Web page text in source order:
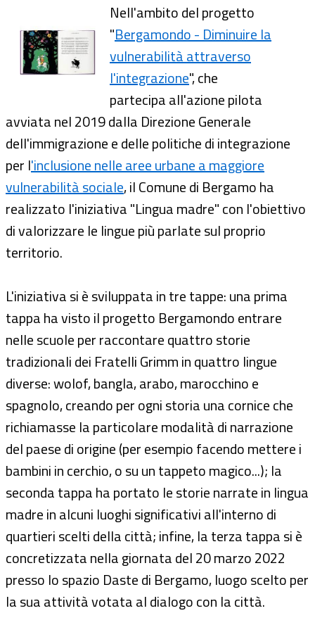
Nell'ambito del progetto
"Bergamondo - Diminuire la
vulnerabilità attraverso
l'integrazione", che
partecipa all'azione pilota
avviata nel 2019 dalla Direzione Generale
dell'immigrazione e delle politiche di integrazione
per l'inclusione nelle aree urbane a maggiore
vulnerabilità sociale, il Comune di Bergamo ha
realizzato l'iniziativa "Lingua madre" con l'obiettivo
di valorizzare le lingue più parlate sul proprio
territorio.
L'iniziativa si è sviluppata in tre tappe: una prima
tappa ha visto il progetto Bergamondo entrare
nelle scuole per raccontare quattro storie
tradizionali dei Fratelli Grimm in quattro lingue
diverse: wolof, bangla, arabo, marocchino e
spagnolo, creando per ogni storia una cornice che
richiamasse la particolare modalità di narrazione
del paese di origine (per esempio facendo mettere i
bambini in cerchio, o su un tappeto magico...); la
seconda tappa ha portato le storie narrate in lingua
madre in alcuni luoghi significativi all'interno di
quartieri scelti della città; infine, la terza tappa si è
concretizzata nella giornata del 20 marzo 2022
presso lo spazio Daste di Bergamo, luogo scelto per
la sua attività votata al dialogo con la città.